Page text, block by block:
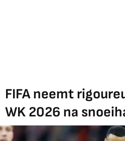
FIFA neemt
WK 2026 na